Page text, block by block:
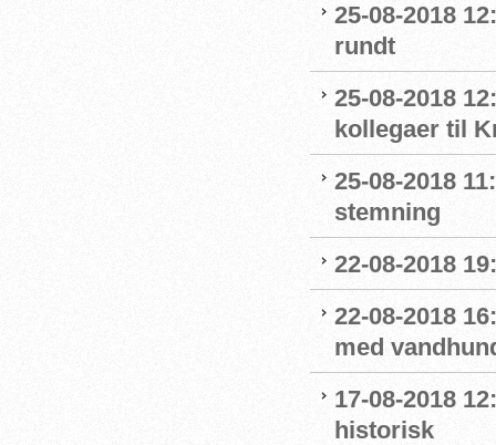
25-08-2018
rundt
25-08-2018
kollegaer til
25-08-2018
stemning
22-08-2018
22-08-2018
med
17-08-2018
historisk